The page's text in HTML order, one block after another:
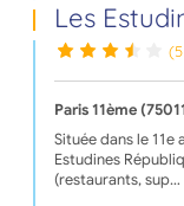
Les
Paris 11ème
Située dans le 11e
Estudines
(restaurants, sup…